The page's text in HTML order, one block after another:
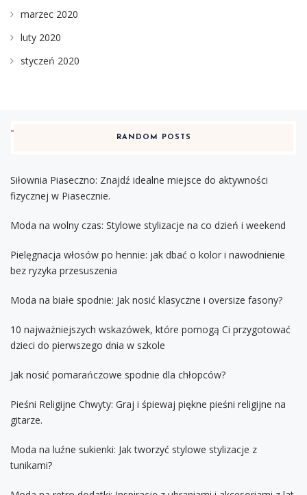
marzec 2020
luty 2020
styczeń 2020
RANDOM POSTS
Siłownia Piaseczno: Znajdź idealne miejsce do aktywności
fizycznej w Piasecznie.
Moda na wolny czas: Stylowe stylizacje na co dzień i weekend
Pielęgnacja włosów po hennie: jak dbać o kolor i nawodnienie
bez ryzyka przesuszenia
Moda na białe spodnie: Jak nosić klasyczne i oversize fasony?
10 najważniejszych wskazówek, które pomogą Ci przygotować
dzieci do pierwszego dnia w szkole
Jak nosić pomarańczowe spodnie dla chłopców?
Pieśni Religijne Chwyty: Graj i śpiewaj piękne pieśni religijne na
gitarze.
Moda na luźne sukienki: Jak tworzyć stylowe stylizacje z
tunikami?